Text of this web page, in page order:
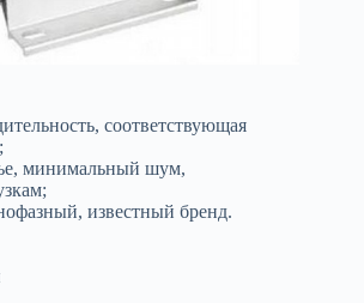
соответствующая
минимальный шум,
известный бренд.